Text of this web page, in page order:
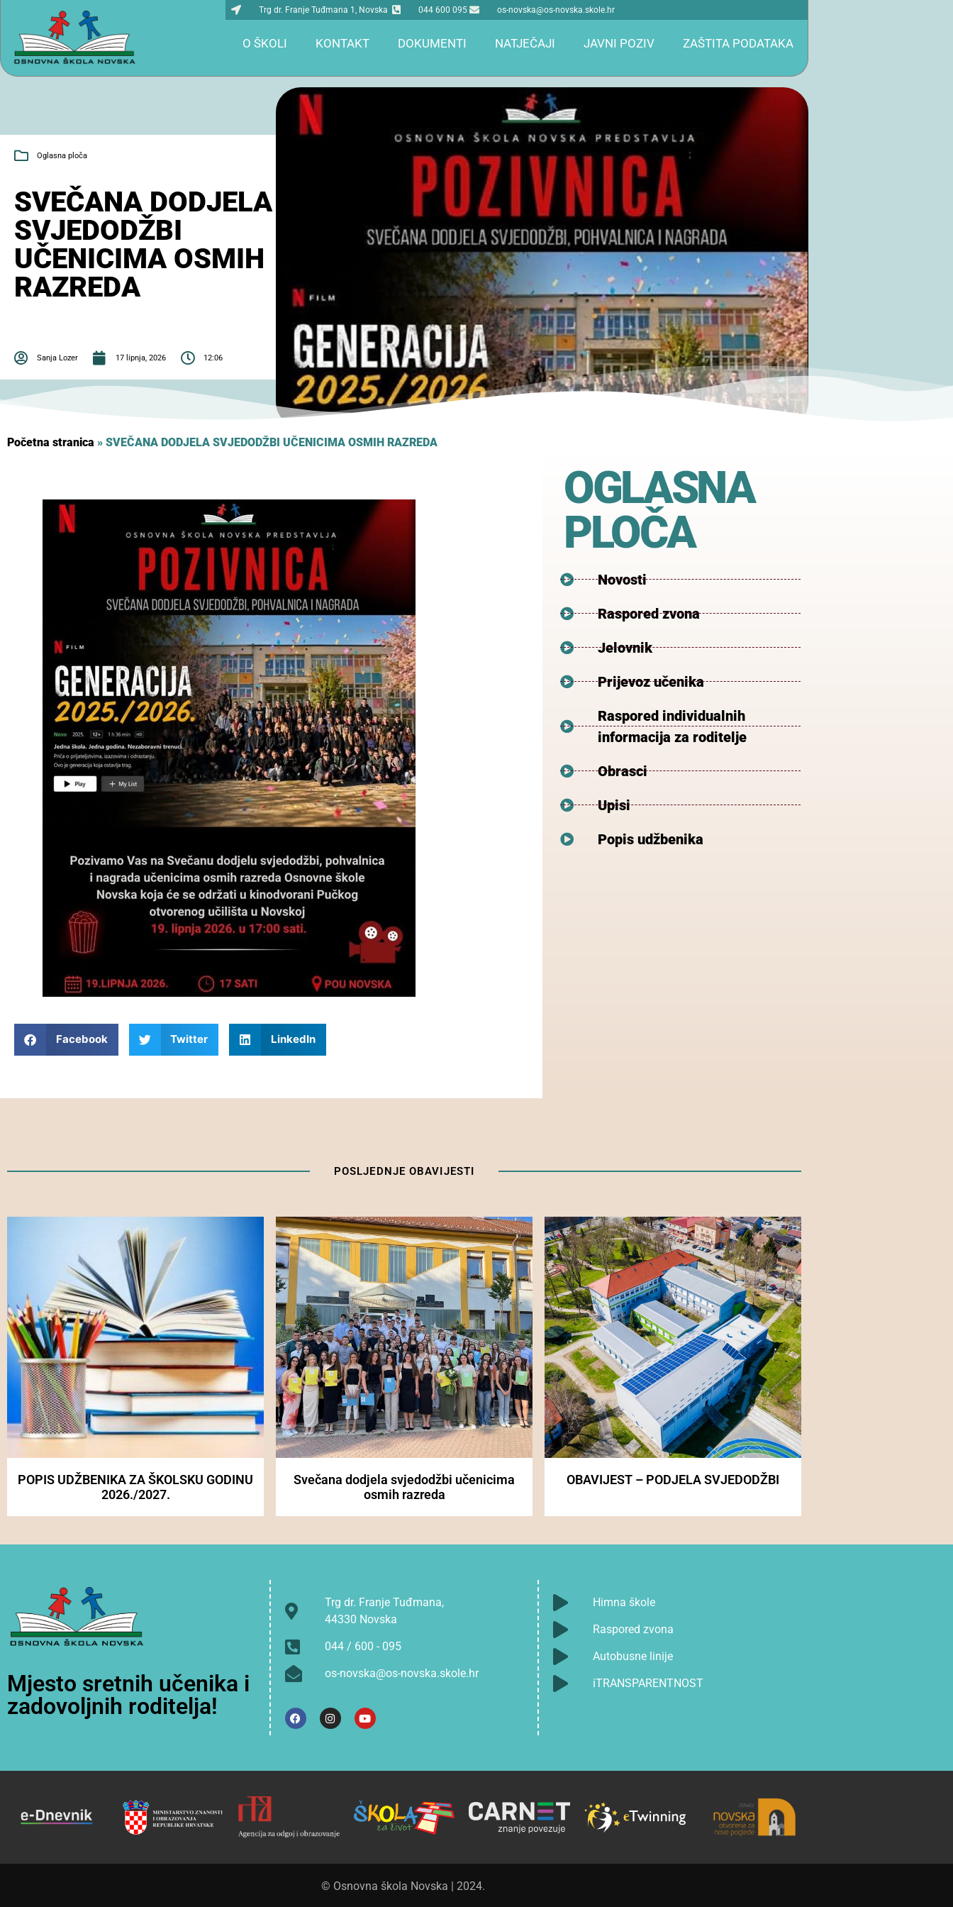
Trg dr. Franje Tuđmana 1, Novska 044 600 095 os-novska@os-novska.skole.hr
O ŠKOLI KONTAKT DOKUMENTI NATJEČAJI JAVNI POZIV ZAŠTITA PODATAKA
Oglasna ploča
SVEČANA DODJELA
SVJEDODŽBI
UČENICIMA OSMIH
RAZREDA
Sanja Lozer 17 lipnja, 2026 12:06
Početna stranica » SVEČANA DODJELA SVJEDODŽBI UČENICIMA OSMIH RAZREDA
Facebook Twitter LinkedIn
OGLASNA
PLOČA
Novosti
Raspored zvona
Jelovnik
Prijevoz učenika
Raspored individualnih
informacija za roditelje
Obrasci
Upisi
Popis udžbenika
POSLJEDNJE OBAVIJESTI
POPIS UDŽBENIKA ZA ŠKOLSKU GODINU
2026./2027.
Svečana dodjela svjedodžbi učenicima
osmih razreda
OBAVIJEST – PODJELA SVJEDODŽBI
Mjesto sretnih učenika i
zadovoljnih roditelja!
Trg dr. Franje Tuđmana,
44330 Novska
044 / 600 - 095
os-novska@os-novska.skole.hr
Himna škole
Raspored zvona
Autobusne linije
iTRANSPARENTNOST
© Osnovna škola Novska | 2024.